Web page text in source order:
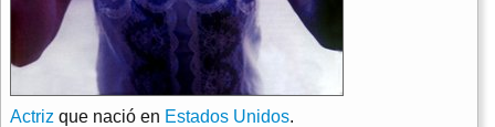
Actriz que nació en Estados Unidos.